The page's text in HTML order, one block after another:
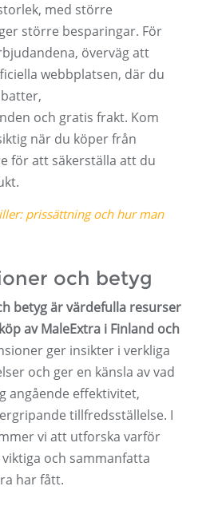
med större
större besparingar. För
överväg att
webbplatsen, där du
och gratis frakt. Kom
när du köper från
för att säkerställa att du
prissättning och hur man
och betyg
betyg är värdefulla resurser
av MaleExtra i Finland och
ger insikter i verkliga
och ger en känsla av vad
angående effektivitet,
tillfredsställelse. I
vi att utforska varför
och sammanfatta
har fått.